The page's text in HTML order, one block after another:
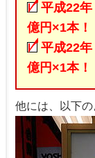
平成22
億円×1本！
平成22
億円×1本！
他には、以下の